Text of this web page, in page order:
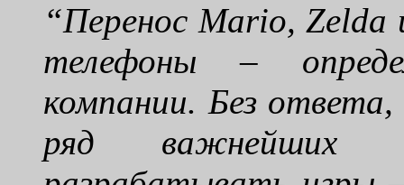
“Перенос Mario, Zelda
телефоны –
компании. Без
ряд важнейших